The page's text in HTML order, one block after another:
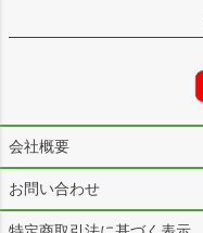
会社概要
お問い合わせ